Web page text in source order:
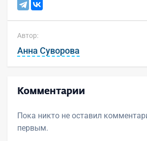
Автор:
Анна Суворова
Комментарии
Пока никто не оставил
первым.